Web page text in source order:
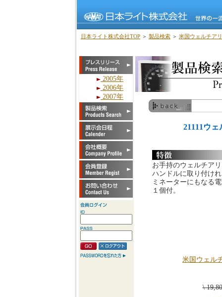
日本ライト株式会社TOP ＞ 製品検索 ＞ 米国ウェルチア
2005年
2006年
2007年
21111ウ
お手持のウェルチア
ハンドルに取り付け
ミネーターにもなる
１個付。
米国ウェル
\